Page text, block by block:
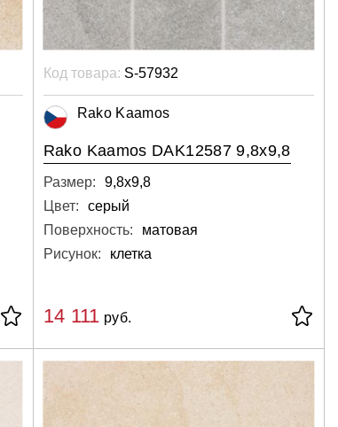
Код товара: S-57932
Rako Kaamos
Rako Kaamos DAK12587 9,8x9,8
Размер:
9,8х9,8
Цвет:
серый
Поверхность:
матовая
Рисунок:
клетка
14 111 руб.